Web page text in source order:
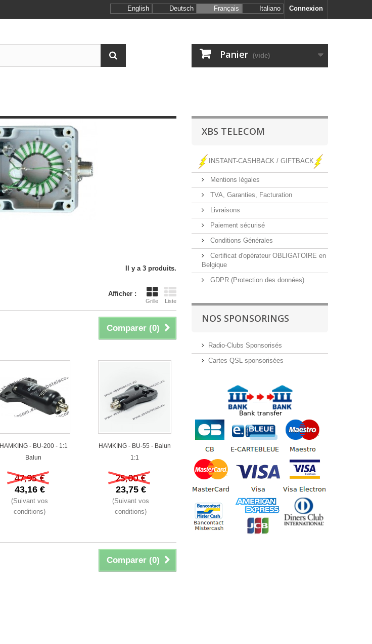
Connexion
English Deutsch Français Italiano
Panier (vide)
Il y a 3 produits.
Afficher :
Grille Liste
Comparer (0)
HAMKING - BU-200 - 1:1
Balun
47,95 €
43,16 €
(Suivant vos
conditions)
HAMKING - BU-55 - Balun
1:1
25,00 €
23,75 €
(Suivant vos
conditions)
Comparer (0)
XBS TELECOM
INSTANT-CASHBACK / GIFTBACK
Mentions légales
TVA, Garanties, Facturation
Livraisons
Paiement sécurisé
Conditions Générales
Certificat d'opérateur OBLIGATOIRE en
Belgique
GDPR (Protection des données)
NOS SPONSORINGS
Radio-Clubs Sponsorisés
Cartes QSL sponsorisées